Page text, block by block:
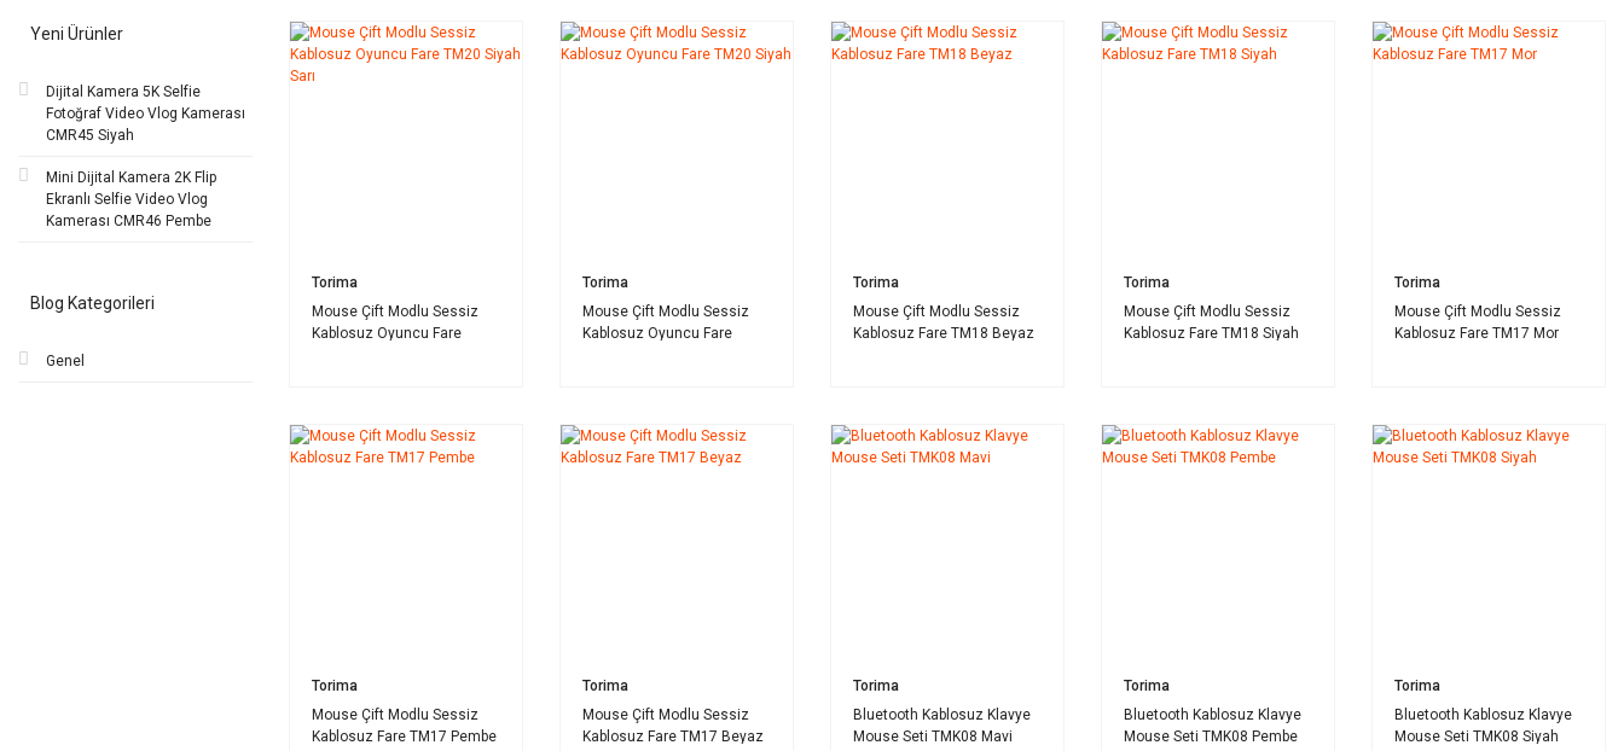
Yeni Ürünler
Dijital Kamera 5K Selfie
Fotoğraf Video Vlog Kamerası
CMR45 Siyah
Mini Dijital Kamera 2K Flip
Ekranlı Selfie Video Vlog
Kamerası CMR46 Pembe
Blog Kategorileri
Genel
Torima
Mouse Çift Modlu Sessiz
Kablosuz Oyuncu Fare
Torima
Mouse Çift Modlu Sessiz
Kablosuz Oyuncu Fare
Torima
Mouse Çift Modlu Sessiz
Kablosuz Fare TM18 Beyaz
Torima
Mouse Çift Modlu Sessiz
Kablosuz Fare TM18 Siyah
Torima
Mouse Çift Modlu Sessiz
Kablosuz Fare TM17 Mor
Torima
Mouse Çift Modlu Sessiz
Kablosuz Fare TM17 Pembe
Torima
Mouse Çift Modlu Sessiz
Kablosuz Fare TM17 Beyaz
Torima
Bluetooth Kablosuz Klavye
Mouse Seti TMK08 Mavi
Torima
Bluetooth Kablosuz Klavye
Mouse Seti TMK08 Pembe
Torima
Bluetooth Kablosuz Klavye
Mouse Seti TMK08 Siyah